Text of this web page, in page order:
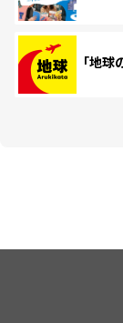
「地